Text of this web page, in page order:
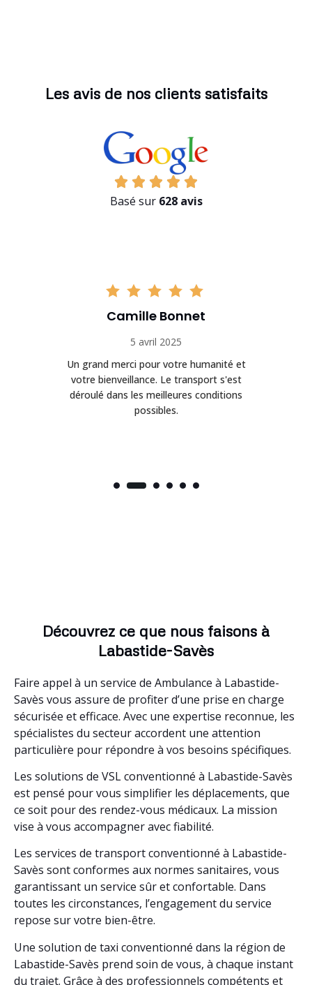
Les avis de nos clients satisfaits
Basé sur 628 avis
Camille Bonnet
5 avril 2025
Un grand merci pour votre humanité et
votre bienveillance. Le transport s'est
déroulé dans les meilleures conditions
possibles.
Découvrez ce que nous faisons à
Labastide-Savès
Faire appel à un service de Ambulance à Labastide-
Savès vous assure de profiter d’une prise en charge
sécurisée et efficace. Avec une expertise reconnue, les
spécialistes du secteur accordent une attention
particulière pour répondre à vos besoins spécifiques.
Les solutions de VSL conventionné à Labastide-Savès
est pensé pour vous simplifier les déplacements, que
ce soit pour des rendez-vous médicaux. La mission
vise à vous accompagner avec fiabilité.
Les services de transport conventionné à Labastide-
Savès sont conformes aux normes sanitaires, vous
garantissant un service sûr et confortable. Dans
toutes les circonstances, l’engagement du service
repose sur votre bien-être.
Une solution de taxi conventionné dans la région de
Labastide-Savès prend soin de vous, à chaque instant
du trajet. Grâce à des professionnels compétents et